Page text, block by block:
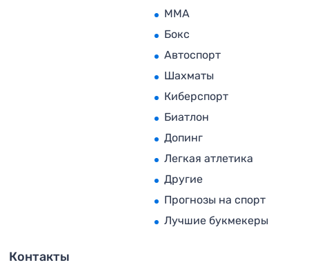
MMA
Бокс
Автоспорт
Шахматы
Киберспорт
Биатлон
Допинг
Легкая атлетика
Другие
Прогнозы на спорт
Лучшие букмекеры
Контакты